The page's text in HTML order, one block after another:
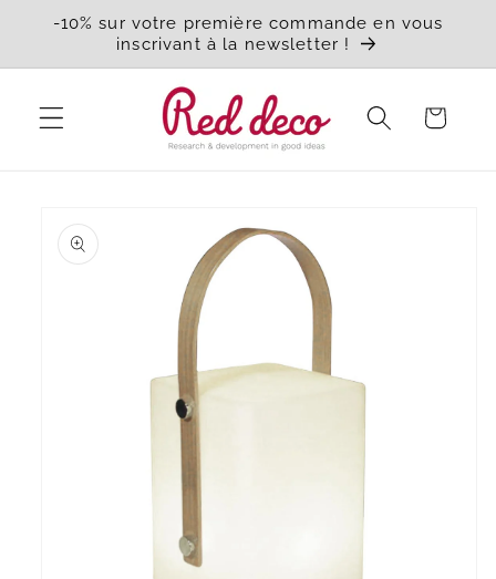
passer
contenu
-10% sur votre première commande en vous
inscrivant à la newsletter !
Panier
informations
produits